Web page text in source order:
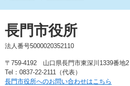
長門市役所
法人番号5000020352110
〒759-4192 山口県長門市東深川1339番地2
Tel：0837-22-2111（代表）
長門市役所へのお問い合わせはこちら